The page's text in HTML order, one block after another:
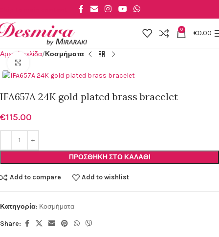
0 €0.00
Αρχική σελίδα Κοσμήματα
IFA657A 24K gold plated brass bracelet
€115.00
ΠΡΟΣΘΉΚΗ ΣΤΟ ΚΑΛΆΘΙ
Add to compare Add to wishlist
Κατηγορία: Κοσμήματα
Share: